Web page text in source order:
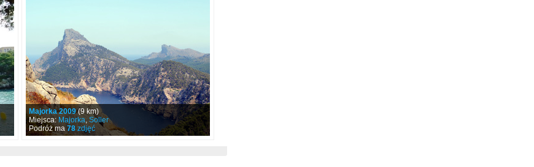
Majorka 2009(9 km)
Miejsca: Majorka, Soller
Podróż ma 78zdjęć